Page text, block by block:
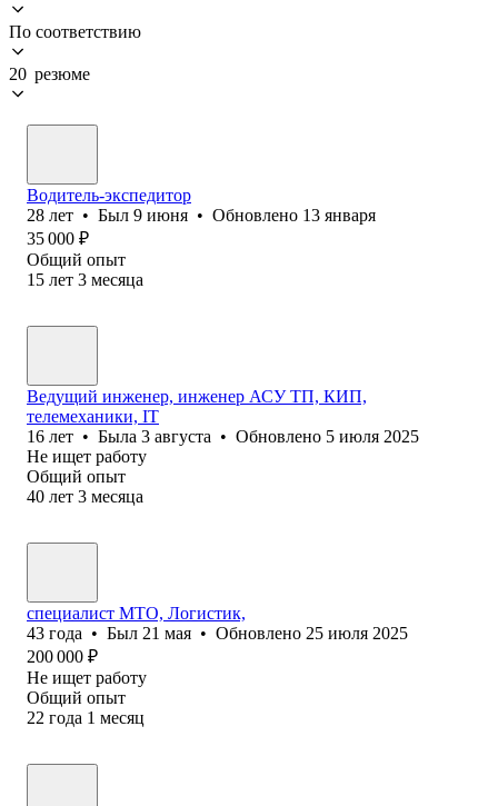
По соответствию
20 резюме
Водитель-экспедитор
28 лет • Был 9 июня • Обновлено 13 января
35 000 ₽
Общий опыт
15 лет 3 месяца
Ведущий инженер, инженер АСУ ТП, КИП,
телемеханики, IT
16 лет • Была 3 августа • Обновлено 5 июля 2025
Не ищет работу
Общий опыт
40 лет 3 месяца
специалист МТО, Логистик,
43 года • Был 21 мая • Обновлено 25 июля 2025
200 000 ₽
Не ищет работу
Общий опыт
22 года 1 месяц